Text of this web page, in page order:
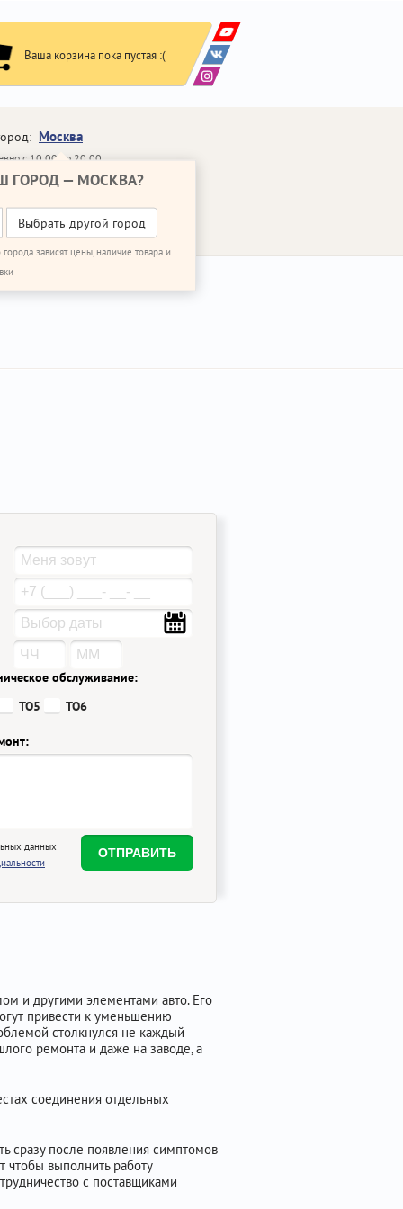
Ваша корзина пока пустая :(
Москва
ГОРОД — МОСКВА?
Выбрать другой город
зависят цены, наличие товара и
с 10:00 до 20:00
648-64-30
МНЕ
обслуживание:
ТО5 ТО6
данных
и другими элементами авто. Его
привести к уменьшению
столкнулся не каждый
ремонта и даже на заводе, а
соединения отдельных
сразу после появления симптомов
чтобы выполнить работу
с поставщиками